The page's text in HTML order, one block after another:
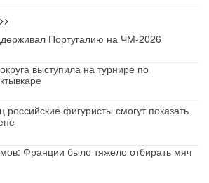
Португалию на ЧМ-2026
выступила на турнире по
российские фигуристы смогут показать
Франции было тяжело отбирать мяч